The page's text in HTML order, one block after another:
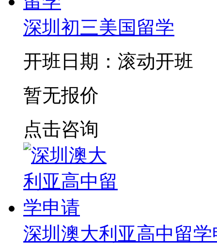
深圳初三美国留学
开班日期：滚动开班
暂无报价
点击咨询
深圳澳大利亚高中留学